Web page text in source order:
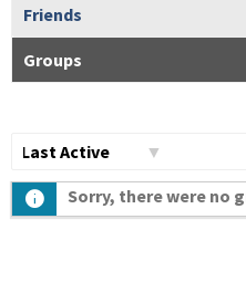
Friends
Groups
по:
Sorry, there were no